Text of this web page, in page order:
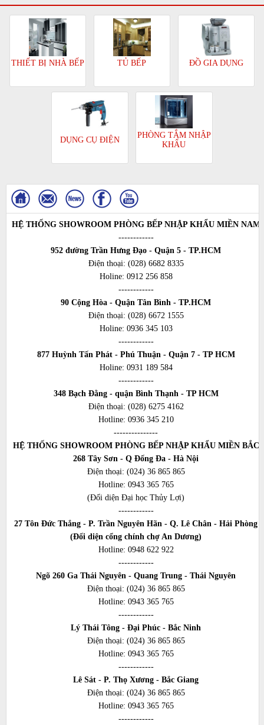
THIẾT BỊ NHÀ BẾP TỦ BẾP ĐỒ GIA DỤNG
DỤNG CỤ ĐIỆN
PHÒNG TẮM NHẬP
KHẨU
HỆ THỐNG SHOWROOM PHÒNG BẾP NHẬP KHẨU MIỀN NAM
------------
952 đường Trần Hưng Đạo - Quận 5 - TP.HCM
Điện thoại: (028) 6682 8335
Holine: 0912 256 858
------------
90 Cộng Hòa - Quận Tân Bình - TP.HCM
Điện thoại: (028) 6672 1555
Holine: 0936 345 103
------------
877 Huỳnh Tấn Phát - Phú Thuận - Quận 7 - TP HCM
Holine: 0931 189 584
------------
348 Bạch Đằng - quận Bình Thạnh - TP HCM
Điện thoại: (028) 6275 4162
Hotline: 0936 345 210
---------------
HỆ THỐNG SHOWROOM PHÒNG BẾP NHẬP KHẨU MIỀN BẮC
268 Tây Sơn - Q Đống Đa - Hà Nội
Điện thoại: (024) 36 865 865
Hotline: 0943 365 765
(Đối diện Đại học Thủy Lợi)
------------
27 Tôn Đức Thắng - P. Trần Nguyên Hãn - Q. Lê Chân - Hải Phòng
(Đối diện cổng chính chợ An Dương)
Hotline: 0948 622 922
------------
Ngõ 260 Ga Thái Nguyên - Quang Trung - Thái Nguyên
Điện thoại: (024) 36 865 865
Hotline: 0943 365 765
------------
Lý Thái Tông - Đại Phúc - Bắc Ninh
Điện thoại: (024) 36 865 865
Hotline: 0943 365 765
------------
Lê Sát - P. Thọ Xương - Bắc Giang
Điện thoại: (024) 36 865 865
Hotline: 0943 365 765
------------